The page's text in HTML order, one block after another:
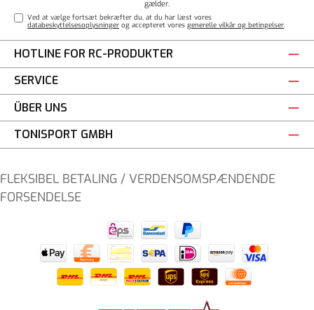
gælder.
Ved at vælge fortsæt bekræfter du, at du har læst vores
databeskyttelsesoplysninger og accepteret voresgenerelle vilkår og betingelser.
HOTLINE FOR RC-PRODUKTER
SERVICE
ÜBER UNS
TONISPORT GMBH
FLEKSIBEL BETALING / VERDENSOMSPÆNDENDE
FORSENDELSE